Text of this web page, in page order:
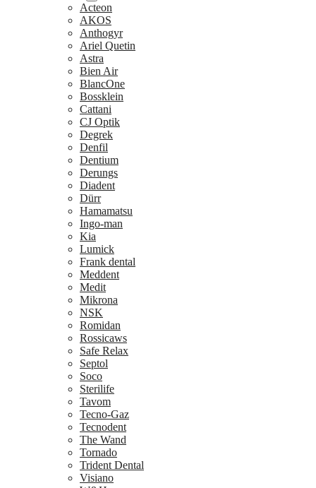
Acteon
AKOS
Anthogyr
Ariel Quetin
Astra
Bien Air
BlancOne
Bossklein
Cattani
CJ Optik
Degrek
Denfil
Dentium
Derungs
Diadent
Dürr
Hamamatsu
Ingo-man
Kia
Lumick
Frank dental
Meddent
Medit
Mikrona
NSK
Romidan
Rossicaws
Safe Relax
Septol
Soco
Sterilife
Tavom
Tecno-Gaz
Tecnodent
The Wand
Tornado
Trident Dental
Visiano